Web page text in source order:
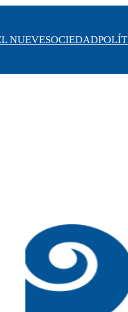
NUEVESOCIEDAD